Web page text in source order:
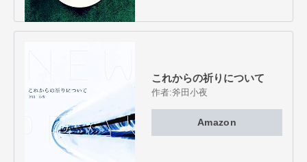
これからの祈りについて
作者:斧田小夜
Amazon